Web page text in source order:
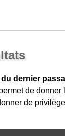
dernier
de donner
de